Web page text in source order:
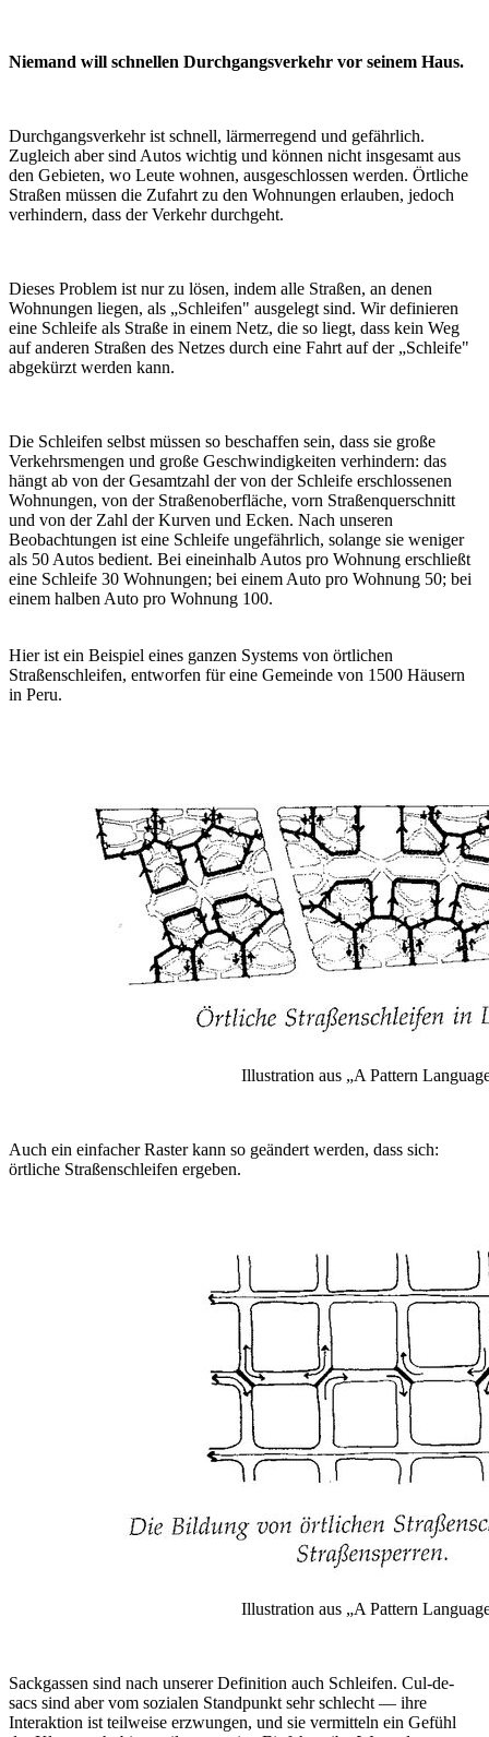
Niemand will schnellen Durchgangsverkehr vor seinem Haus.
Durchgangsverkehr ist schnell, lärmerregend und gefährlich.
Zugleich aber sind Autos wichtig und können nicht insgesamt aus
den Gebieten, wo Leute wohnen, ausgeschlossen werden. Örtliche
Straßen müssen die Zufahrt zu den Wohnungen erlauben, jedoch
verhindern, dass der Verkehr durchgeht.
Dieses Problem ist nur zu lösen, indem alle Straßen, an denen
Wohnungen liegen, als „Schleifen" ausgelegt sind. Wir definieren
eine Schleife als Straße in einem Netz, die so liegt, dass kein Weg
auf anderen Straßen des Netzes durch eine Fahrt auf der „Schleife"
abgekürzt werden kann.
Die Schleifen selbst müssen so beschaffen sein, dass sie große
Verkehrsmengen und große Geschwindigkeiten verhindern: das
hängt ab von der Gesamtzahl der von der Schleife erschlossenen
Wohnungen, von der Straßenoberfläche, vorn Straßenquerschnitt
und von der Zahl der Kurven und Ecken. Nach unseren
Beobachtungen ist eine Schleife ungefährlich, solange sie weniger
als 50 Autos bedient. Bei eineinhalb Autos pro Wohnung erschließt
eine Schleife 30 Wohnungen; bei einem Auto pro Wohnung 50; bei
einem halben Auto pro Wohnung 100.
Hier ist ein Beispiel eines ganzen Systems von örtlichen
Straßenschleifen, entworfen für eine Gemeinde von 1500 Häusern
in Peru.
Illustration aus „A Pattern
Auch ein einfacher Raster kann so geändert werden, dass sich:
örtliche Straßenschleifen ergeben.
Illustration aus „A Pattern
Sackgassen sind nach unserer Definition auch Schleifen. Cul-de-
sacs sind aber vom sozialen Standpunkt sehr schlecht — ihre
Interaktion ist teilweise erzwungen, und sie vermitteln ein Gefühl